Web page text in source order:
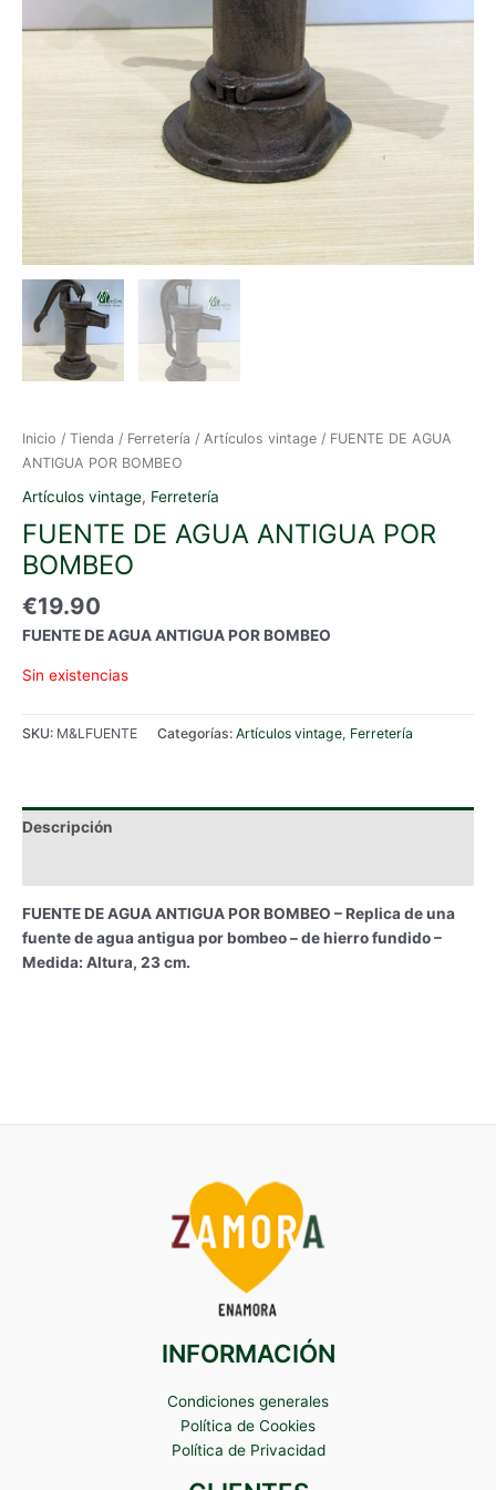
Inicio / Tienda / Ferretería / Artículos vintage / FUENTE DE AGUA
ANTIGUA POR BOMBEO
Artículos vintage, Ferretería
FUENTE DE AGUA ANTIGUA POR
BOMBEO
€19.90
FUENTE DE AGUA ANTIGUA POR BOMBEO
Sin existencias
SKU: M&LFUENTE Categorías: Artículos vintage, Ferretería
Descripción
FUENTE DE AGUA ANTIGUA POR BOMBEO – Replica de una
fuente de agua antigua por bombeo – de hierro fundido –
Medida: Altura, 23 cm.
INFORMACIÓN
Condiciones generales
Política de Cookies
Política de Privacidad